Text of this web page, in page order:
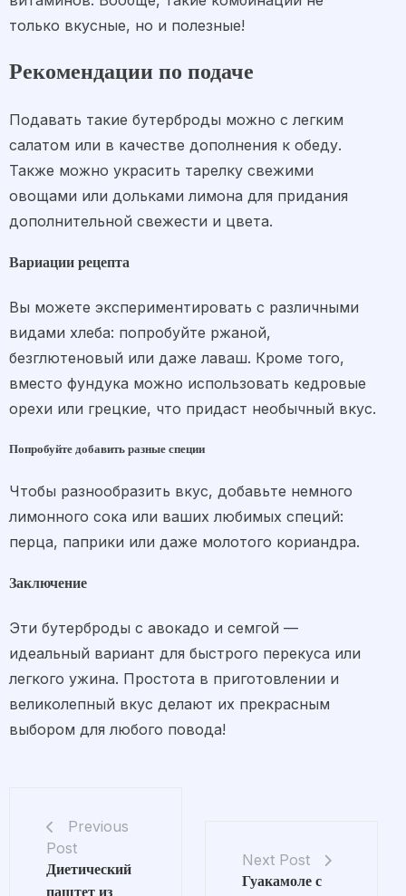
только вкусные, но и полезные!
Рекомендации по подаче
Подавать такие бутерброды можно с легким
салатом или в качестве дополнения к обеду.
Также можно украсить тарелку свежими
овощами или дольками лимона для придания
дополнительной свежести и цвета.
Вариации рецепта
Вы можете экспериментировать с различными
видами хлеба: попробуйте ржаной,
безглютеновый или даже лаваш. Кроме того,
вместо фундука можно использовать кедровые
орехи или грецкие, что придаст необычный вкус.
Попробуйте добавить разные специи
Чтобы разнообразить вкус, добавьте немного
лимонного сока или ваших любимых специй:
перца, паприки или даже молотого кориандра.
Заключение
Эти бутерброды с авокадо и семгой —
идеальный вариант для быстрого перекуса или
легкого ужина. Простота в приготовлении и
великолепный вкус делают их прекрасным
выбором для любого повода!
Previous
Post
Диетический
паштет из
Next Post
Гуакамоле с